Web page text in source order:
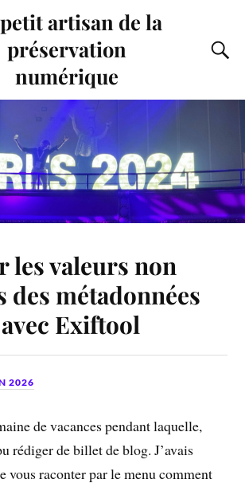
artisan de la
préservation
numérique
les valeurs non
des métadonnées
Exiftool
2026
de vacances pendant laquelle,
rédiger de billet de blog. J’avais
vous raconter par le menu comment